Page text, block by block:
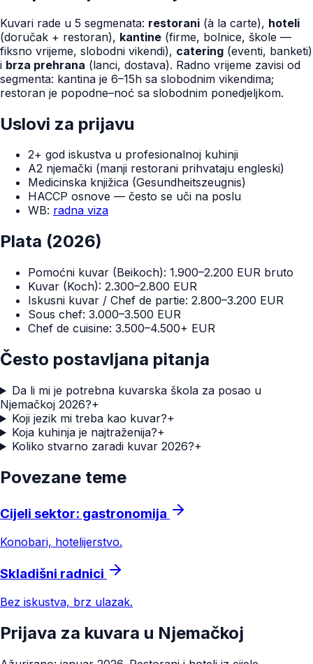
Kuvari rade u 5 segmenata: restorani (à la carte), hoteli
(doručak + restoran), kantine (firme, bolnice, škole —
fiksno vrijeme, slobodni vikendi), catering (eventi, banketi)
i brza prehrana (lanci, dostava). Radno vrijeme zavisi od
segmenta: kantina je 6–15h sa slobodnim vikendima;
restoran je popodne–noć sa slobodnim ponedjeljkom.
Uslovi za prijavu
2+ god iskustva u profesionalnoj kuhinji
A2 njemački (manji restorani prihvataju engleski)
Medicinska knjižica (Gesundheitszeugnis)
HACCP osnove — često se uči na poslu
WB: radna viza
Plata (2026)
Pomoćni kuvar (Beikoch): 1.900–2.200 EUR bruto
Kuvar (Koch): 2.300–2.800 EUR
Iskusni kuvar / Chef de partie: 2.800–3.200 EUR
Sous chef: 3.000–3.500 EUR
Chef de cuisine: 3.500–4.500+ EUR
Često postavljana pitanja
Da li mi je potrebna kuvarska škola za posao u
Njemačkoj 2026?+
Koji jezik mi treba kao kuvar?+
Koja kuhinja je najtraženija?+
Koliko stvarno zaradi kuvar 2026?+
Povezane teme
Cijeli sektor: gastronomija
Konobari, hotelijerstvo.
Skladišni radnici
Bez iskustva, brz ulazak.
Prijava za kuvara u Njemačkoj